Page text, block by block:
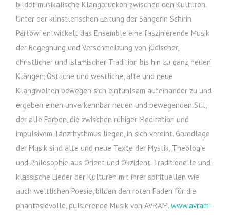
bildet musikalische Klangbrücken zwischen den Kulturen.
Unter der künstlerischen Leitung der Sängerin Schirin
Partowi entwickelt das Ensemble eine faszinierende Musik
der Begegnung und Verschmelzung von jüdischer,
christlicher und islamischer Tradition bis hin zu ganz neuen
Klängen. Östliche und westliche, alte und neue
Klangwelten bewegen sich einfühlsam aufeinander zu und
ergeben einen unverkennbar neuen und bewegenden Stil,
der alle Farben, die zwischen ruhiger Meditation und
impulsivem Tanzrhythmus liegen, in sich vereint. Grundlage
der Musik sind alte und neue Texte der Mystik, Theologie
und Philosophie aus Orient und Okzident. Traditionelle und
klassische Lieder der Kulturen mit ihrer spirituellen wie
auch weltlichen Poesie, bilden den roten Faden für die
phantasievolle, pulsierende Musik von AVRAM.www.avram-